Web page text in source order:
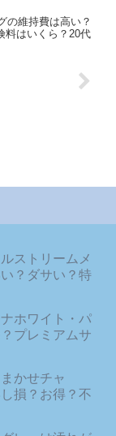
の維持費は高い？
料はいくら？20代
ストリームメ
？ダサい？特
ホワイト・パ
プレミアムサ
かせチャ
損？お得？不